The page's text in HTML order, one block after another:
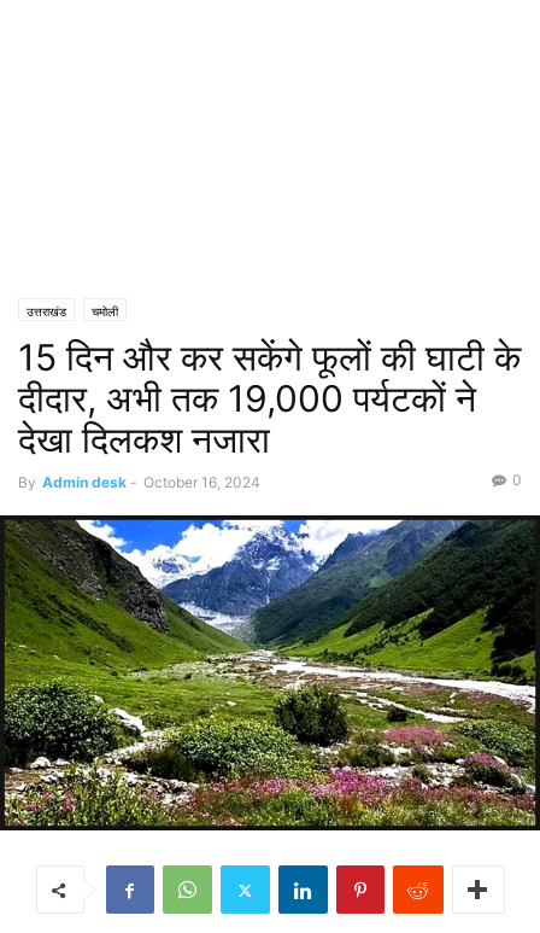
उत्तराखंड चमोली
15 दिन और कर सकेंगे फूलों की घाटी के
दीदार, अभी तक 19,000 पर्यटकों ने
देखा दिलकश नजारा
By Admin desk - October 16, 2024 0